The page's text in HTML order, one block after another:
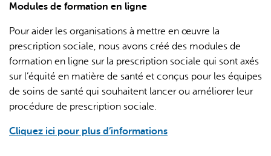
Modules de formation en ligne
Pour aider les organisations à mettre en œuvre la
prescription sociale, nous avons créé des modules de
formation en ligne sur la prescription sociale qui sont axés
sur l’équité en matière de santé et conçus pour les équipes
de soins de santé qui souhaitent lancer ou améliorer leur
procédure de prescription sociale.
Cliquez ici pour plus d’informations